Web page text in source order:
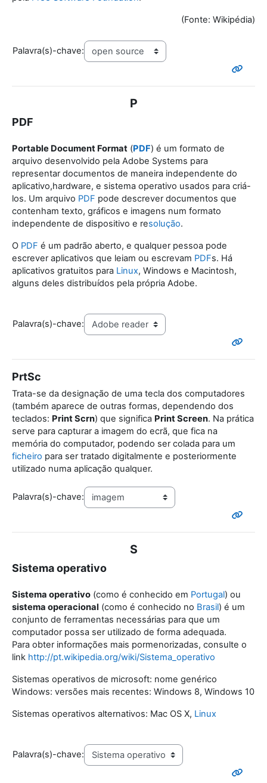
(Fonte: Wikipédia)
Palavra(s)-chave:
P
PDF
Portable Document Format (PDF) é um formato de
arquivo desenvolvido pela Adobe Systems para
representar documentos de maneira independente do
aplicativo,hardware, e sistema operativo usados para criá-
los. Um arquivo PDF pode descrever documentos que
contenham texto, gráficos e imagens num formato
independente de dispositivo e resolução.
O PDF é um padrão aberto, e qualquer pessoa pode
escrever aplicativos que leiam ou escrevam PDFs. Há
aplicativos gratuitos para Linux, Windows e Macintosh,
alguns deles distribuídos pela própria Adobe.
Palavra(s)-chave:
PrtSc
Trata-se da designação de uma tecla dos computadores
(também aparece de outras formas, dependendo dos
teclados: Print Scrn) que significa Print Screen. Na prática
serve para capturar a imagem do ecrã, que fica na
memória do computador, podendo ser colada para um
ficheiro para ser tratado digitalmente e posteriormente
utilizado numa aplicação qualquer.
Palavra(s)-chave:
S
Sistema operativo
Sistema operativo (como é conhecido em Portugal) ou
sistema operacional (como é conhecido no Brasil) é um
conjunto de ferramentas necessárias para que um
computador possa ser utilizado de forma adequada.
Para obter informações mais pormenorizadas, consulte o
link http://pt.wikipedia.org/wiki/Sistema_operativo
Sistemas operativos de microsoft: nome genérico
Windows: versões mais recentes: Windows 8, Windows 10
Sistemas operativos alternativos: Mac OS X, Linux
Palavra(s)-chave: